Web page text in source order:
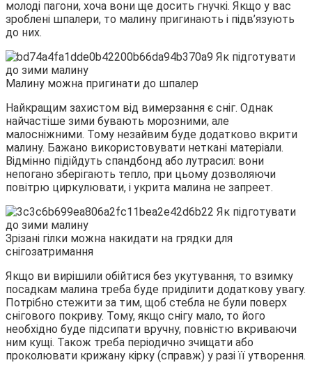
молоді пагони, хоча вони ще досить гнучкі. Якщо у вас
зроблені шпалери, то малину пригинають і підв’язують
до них.
Малину можна пригинати до шпалер
Найкращим захистом від вимерзання є сніг. Однак
найчастіше зими бувають морозними, але
малосніжними. Тому незайвим буде додатково вкрити
малину. Бажано використовувати неткані матеріали.
Відмінно підійдуть спандбонд або лутрасил: вони
непогано зберігають тепло, при цьому дозволяючи
повітрю циркулювати, і укрита малина не запреет.
Зрізані гілки можна накидати на грядки для
снігозатримання
Якщо ви вирішили обійтися без укутування, то взимку
посадкам малина треба буде приділити додаткову увагу.
Потрібно стежити за тим, щоб стебла не були поверх
снігового покриву. Тому, якщо снігу мало, то його
необхідно буде підсипати вручну, повністю вкриваючи
ним кущі. Також треба періодично зчищати або
проколювати крижану кірку (справж) у разі її утворення.